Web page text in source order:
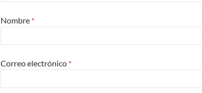
Nombre *
Correo electrónico *